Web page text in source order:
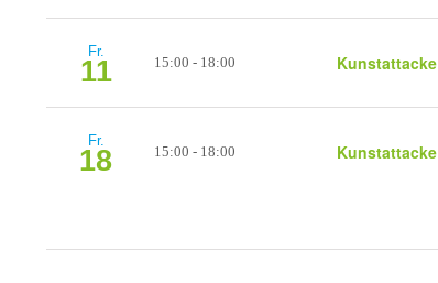
Fr.
11 15:00 - 18:00 Kunstattacke
Fr.
18 15:00 - 18:00 Kunstattacke